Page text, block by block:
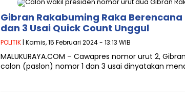
Gibran Rakabuming Raka
dan 3 Usai Quick Count Unggul
POLITIK | Kamis, 15 Februari 2024 - 13:13 WIB
MALUKURAYA.COM – Cawapres nomor urut 2,
calon (paslon) nomor 1 dan 3 usai dinyatakan